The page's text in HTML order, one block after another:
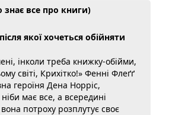
знає все про книги)
якої хочеться обійняти
інколи треба книжку-обійми,
світі, Крихітко!» Фенні Флеґґ
героїня Дена Норріс,
має все, а всередині
потроху розплутує своє